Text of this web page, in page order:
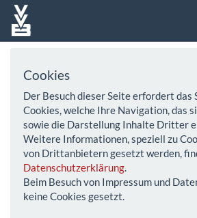
Cookies
Der Besuch dieser Seite erfordert das
Cookies, welche Ihre Navigation, das
sowie die Darstellung Inhalte Dritter
Weitere Informationen, speziell zu
von Drittanbietern gesetzt werden,
Datenschutzerklärung.
Beim Besuch von Impressum und
keine Cookies gesetzt.